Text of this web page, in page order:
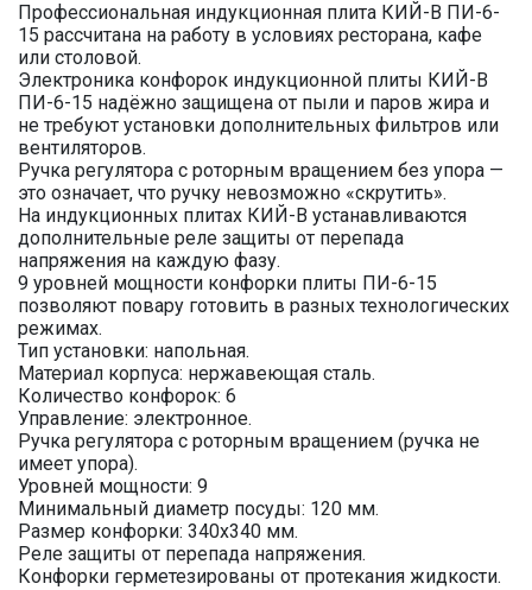
Профессиональная индукционная плита КИЙ-В ПИ-6-
15 рассчитана на работу в условиях ресторана, кафе
или столовой.
Электроника конфорок индукционной плиты КИЙ-В
ПИ-6-15 надёжно защищена от пыли и паров жира и
не требуют установки дополнительных фильтров или
вентиляторов.
Ручка регулятора с роторным вращением без упора —
это означает, что ручку невозможно «скрутить».
На индукционных плитах КИЙ-В устанавливаются
дополнительные реле защиты от перепада
напряжения на каждую фазу.
9 уровней мощности конфорки плиты ПИ-6-15
позволяют повару готовить в разных технологических
режимах.
Тип установки: напольная.
Материал корпуса: нержавеющая сталь.
Количество конфорок: 6
Управление: электронное.
Ручка регулятора с роторным вращением (ручка не
имеет упора).
Уровней мощности: 9
Минимальный диаметр посуды: 120 мм.
Размер конфорки: 340х340 мм.
Реле защиты от перепада напряжения.
Конфорки герметезированы от протекания жидкости.